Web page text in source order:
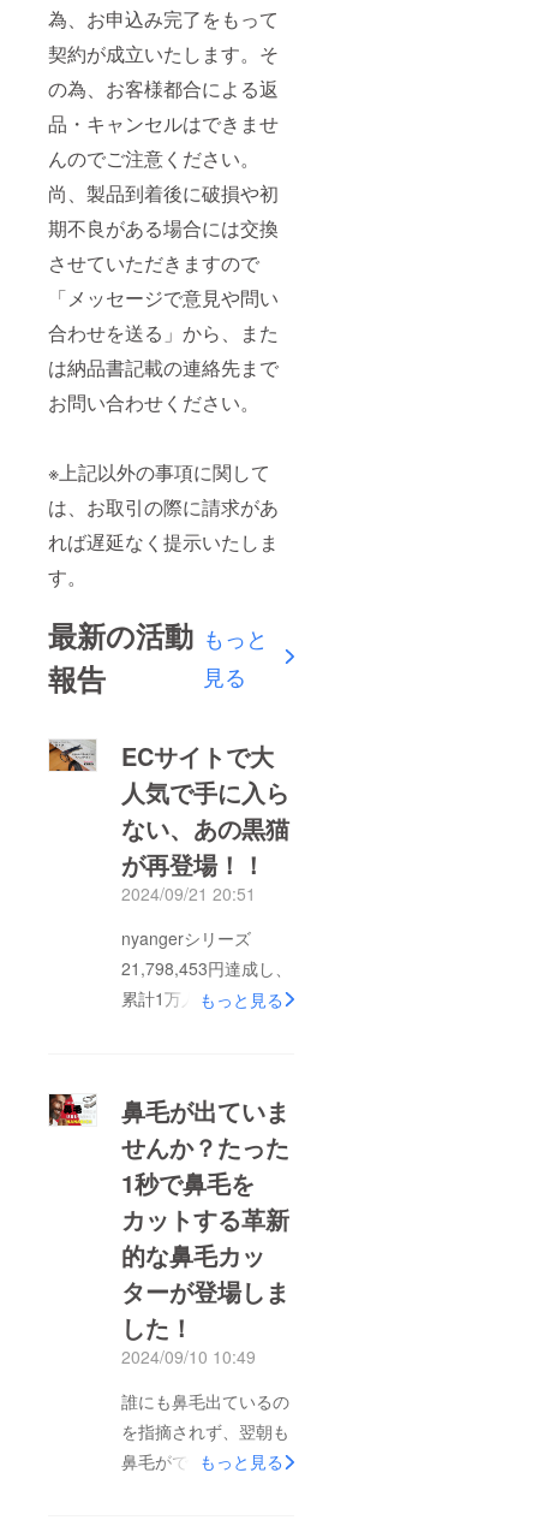
為、お申込み完了をもって
契約が成立いたします。そ
の為、お客様都合による返
品・キャンセルはできませ
んのでご注意ください。
尚、製品到着後に破損や初
期不良がある場合には交換
させていただきますので
「メッセージで意見や問い
合わせを送る」から、また
は納品書記載の連絡先まで
お問い合わせください。
※上記以外の事項に関して
は、お取引の際に請求があ
れば遅延なく提示いたしま
す。
最新の活動
報告
もっと
見る
ECサイトで大
人気で手に入ら
ない、あの黒猫
が再登場！！
2024/09/21 20:51
nyangerシリーズ
21,798,453円達成し、
累計1万人以上にご支
コ」多数のご要望を頂
きプロジェクト再掲
載！★プロジェクト開
始です★https://camp-
fire.jp/projects/792038
/view 荷物を床に置
かないカバン持ちネコ
「nyanger KURO」①
寝そべる姿でネコが
バッグを持ち！②使用
しない時はバッグにぶ
ら下がります！③軽量
もっと見る
鼻毛が出ていま
せんか？たった
1秒で鼻毛を
カットする革新
的な鼻毛カッ
ターが登場しま
した！
2024/09/10 10:49
誰にも鼻毛出ているの
を指摘されず、翌朝も
鼻毛がでているなんて
もっと見る